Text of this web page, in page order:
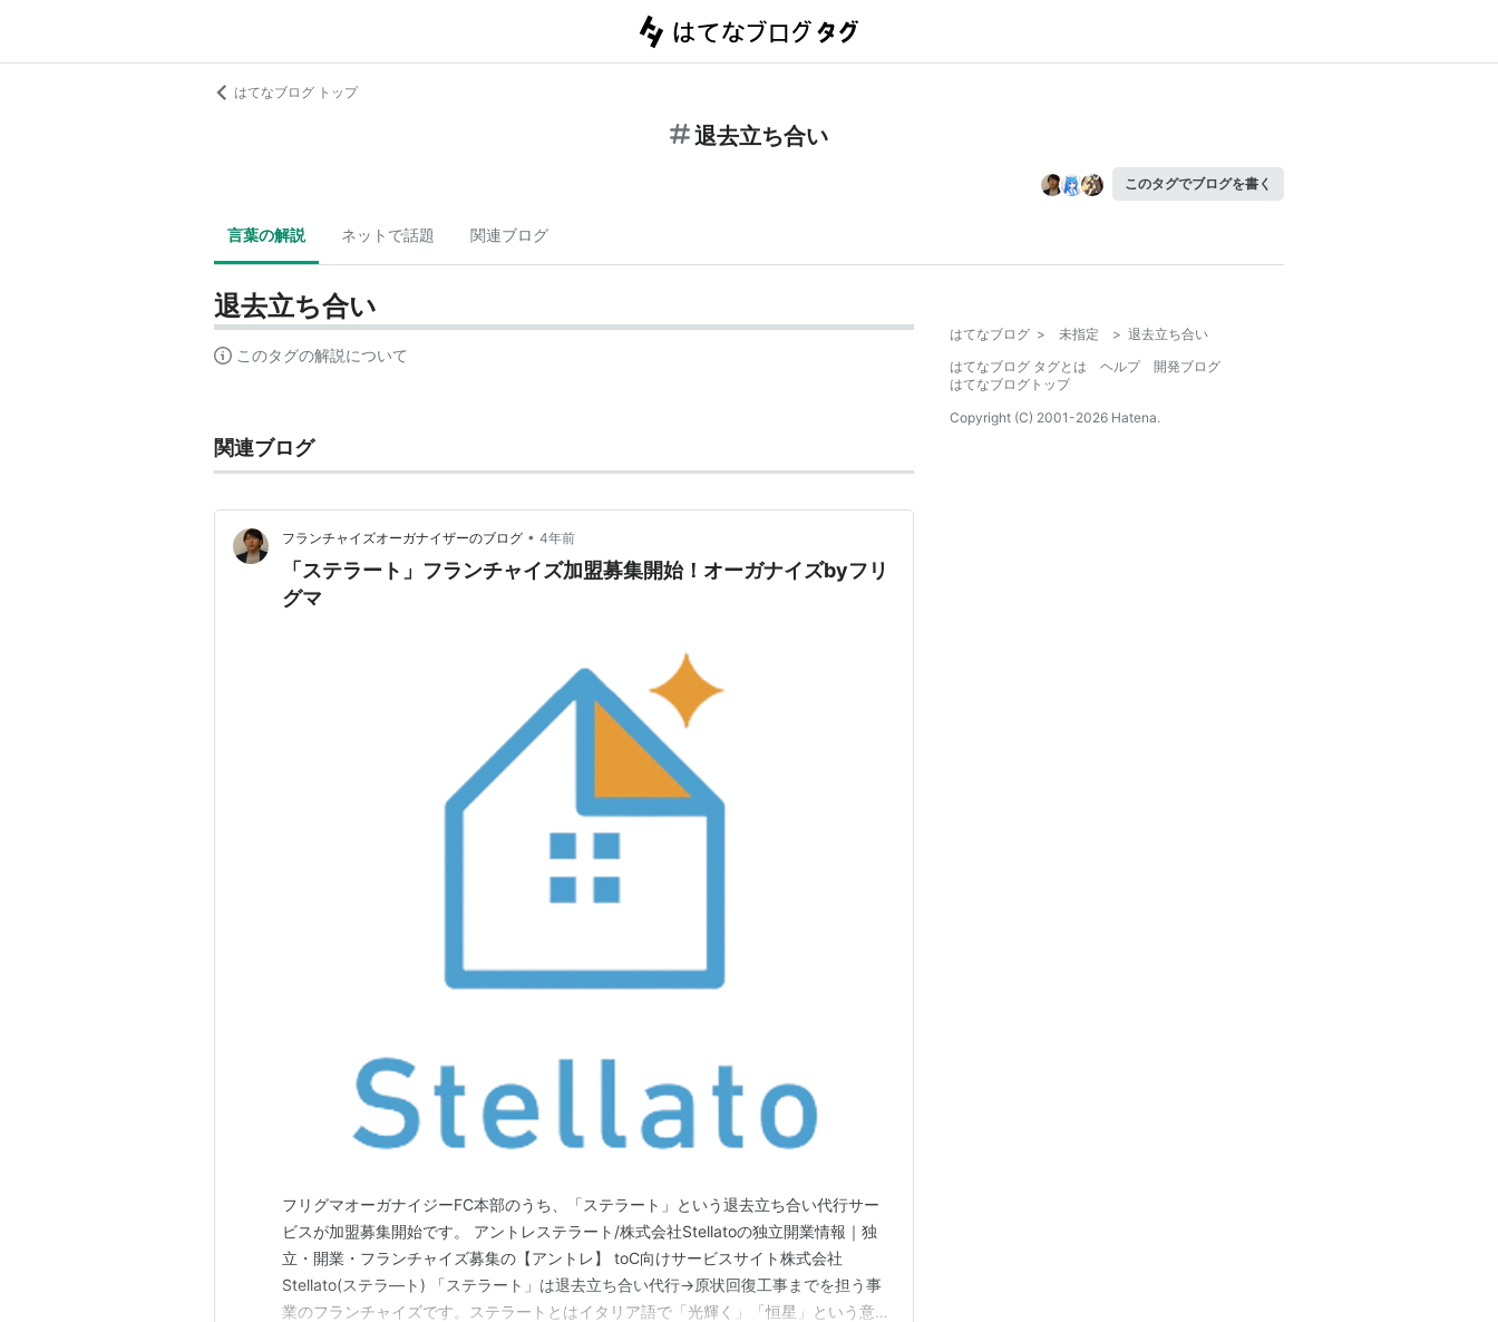
はてなブログ トップ
退去立ち合い
このタグでブログを書く
言葉の解説 ネットで話題 関連ブログ
退去立ち合い
このタグの解説について
関連ブログ
フランチャイズオーガナイザーのブログ • 4年前
「ステラート」フランチャイズ加盟募集開始！オーガナイズbyフリ
グマ
フリグマオーガナイジーFC本部のうち、「ステラート」という退去立ち合い代行サー
ビスが加盟募集開始です。 アントレステラート/株式会社Stellatoの独立開業情報｜独
立・開業・フランチャイズ募集の【アントレ】 toC向けサービスサイト株式会社
Stellato(ステラ―ト) 「ステラート」は退去立ち合い代行→原状回復工事までを担う事
業のフランチャイズです。ステラートとはイタリア語で「光輝く」「恒星」という意味
はてなブログ > 未指定 > 退去立ち合い
はてなブログ タグとは
ヘルプ
開発ブログ
はてなブログトップ
Copyright (C) 2001-2026 Hatena.